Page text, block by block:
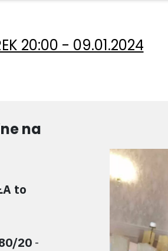
20:00 - 09.01.2024
na
to
20 -